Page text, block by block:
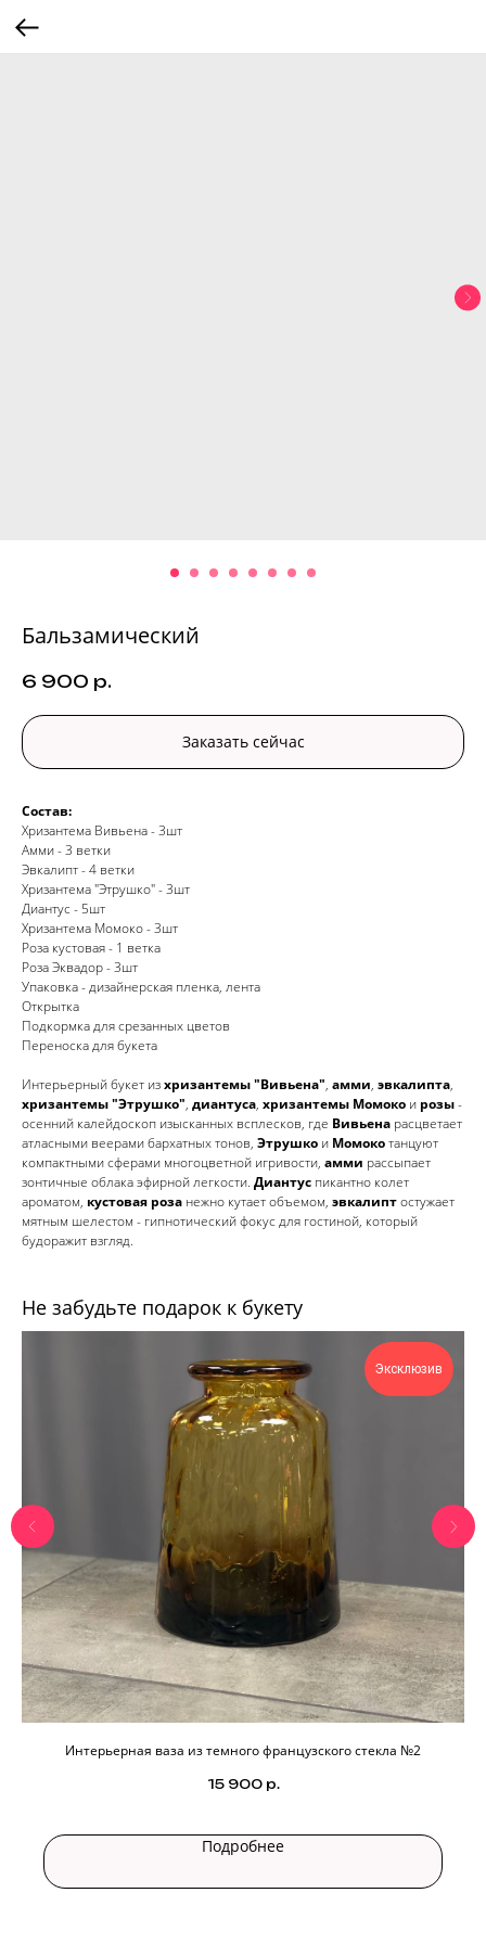
Бальзамический
6 900 р.
Заказать сейчас
Состав:
Хризантема Вивьена - 3шт
Амми - 3 ветки
Эвкалипт - 4 ветки
Хризантема "Этрушко" - 3шт
Диантус - 5шт
Хризантема Момоко - 3шт
Роза кустовая - 1 ветка
Роза Эквадор - 3шт
Упаковка - дизайнерская пленка, лента
Открытка
Подкормка для срезанных цветов
Переноска для букета
Интерьерный букет изхризантемы "Вивьена", амми, эвкалипта,
хризантемы "Этрушко", диантуса, хризантемы Момоко и розы-
осенний калейдоскоп изысканных всплесков, где Вивьена расцветает
атласными веерами бархатных тонов, Этрушко и Момокотанцуют
компактными сферами многоцветной игривости, амми рассыпает
зонтичные облака эфирной легкости. Диантус пикантно колет
ароматом, кустовая роза нежно кутает объемом, эвкалиптостужает
мятным шелестом - гипнотический фокус для гостиной, который
будоражит взгляд.
Не забудьте подарок к букету
Эксклюзив
Интерьерная ваза из темного французского стекла №2
15 900 р.
Подробнее